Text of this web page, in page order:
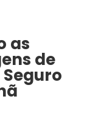
as
de
Seguro